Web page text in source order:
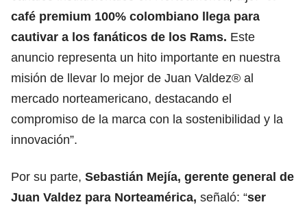
café premium 100% colombiano llega para
cautivar a los fanáticos de los Rams. Este
anuncio representa un hito importante en nuestra
misión de llevar lo mejor de Juan Valdez® al
mercado norteamericano, destacando el
compromiso de la marca con la sostenibilidad y la
innovación”.
Por su parte, Sebastián Mejía, gerente general de
Juan Valdez para Norteamérica, señaló: “ser